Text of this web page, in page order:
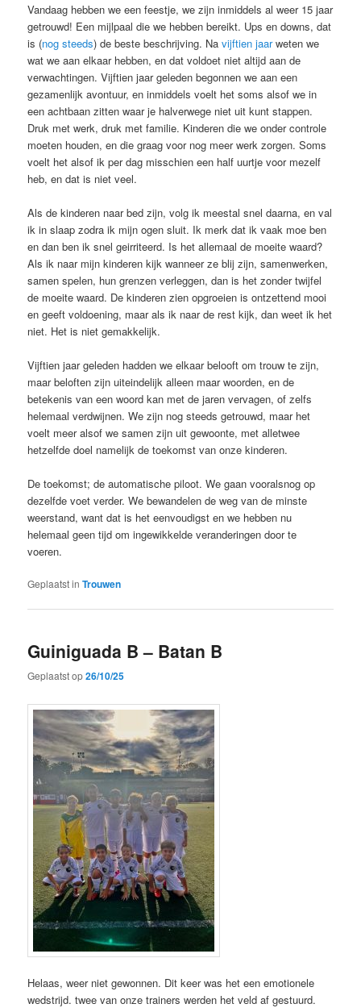
Vandaag hebben we een feestje, we zijn inmiddels al weer 15 jaar
getrouwd! Een mijlpaal die we hebben bereikt. Ups en downs, dat
is (nog steeds) de beste beschrijving. Navijftien jaarweten we
wat we aan elkaar hebben, en dat voldoet niet altijd aan de
verwachtingen. Vijftien jaar geleden begonnen we aan een
gezamenlijk avontuur, en inmiddels voelt het soms alsof we in
een achtbaan zitten waar je halverwege niet uit kunt stappen.
Druk met werk, druk met familie. Kinderen die we onder controle
moeten houden, en die graag voor nog meer werk zorgen. Soms
voelt het alsof ik per dag misschien een half uurtje voor mezelf
heb, en dat is niet veel.
Als de kinderen naar bed zijn, volg ik meestal snel daarna, en val
ik in slaap zodra ik mijn ogen sluit. Ik merk dat ik vaak moe ben
en dan ben ik snel geirriteerd. Is het allemaal de moeite waard?
Als ik naar mijn kinderen kijk wanneer ze blij zijn, samenwerken,
samen spelen, hun grenzen verleggen, dan is het zonder twijfel
de moeite waard. De kinderen zien opgroeien is ontzettend mooi
en geeft voldoening, maar als ik naar de rest kijk, dan weet ik het
niet. Het is niet gemakkelijk.
Vijftien jaar geleden hadden we elkaar belooft om trouw te zijn,
maar beloften zijn uiteindelijk alleen maar woorden, en de
betekenis van een woord kan met de jaren vervagen, of zelfs
helemaal verdwijnen. We zijn nog steeds getrouwd, maar het
voelt meer alsof we samen zijn uit gewoonte, met alletwee
hetzelfde doel namelijk de toekomst van onze kinderen.
De toekomst; de automatische piloot. We gaan vooralsnog op
dezelfde voet verder. We bewandelen de weg van de minste
weerstand, want dat is het eenvoudigst en we hebben nu
helemaal geen tijd om ingewikkelde veranderingen door te
voeren.
Geplaatst in Trouwen
Guiniguada B – Batan B
Geplaatst op26/10/25
Helaas, weer niet gewonnen. Dit keer was het een emotionele
wedstrijd. twee van onze trainers werden het veld af gestuurd.